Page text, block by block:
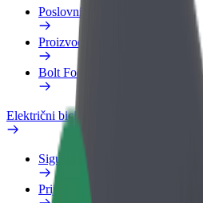
Poslovni profil
Proizvodi
Bolt Food za poslovne korisnike
Električni bicikli
Sigurnosni laboratorij
Prijavi problem